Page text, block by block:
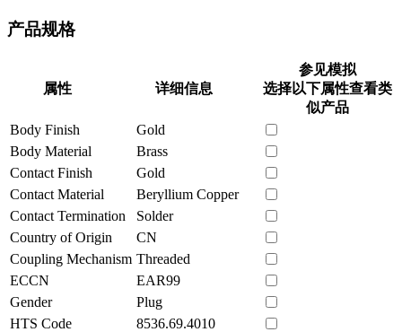
产品规格
属性 详细信息
参见模拟
选择以下属性查看类
似产品
Body Finish
Gold
Body Material
Brass
Contact Finish
Gold
Contact Material
Beryllium Copper
Contact Termination
Solder
Country of Origin
CN
Coupling Mechanism Threaded
ECCN
EAR99
Gender
Plug
HTS Code
8536.69.4010